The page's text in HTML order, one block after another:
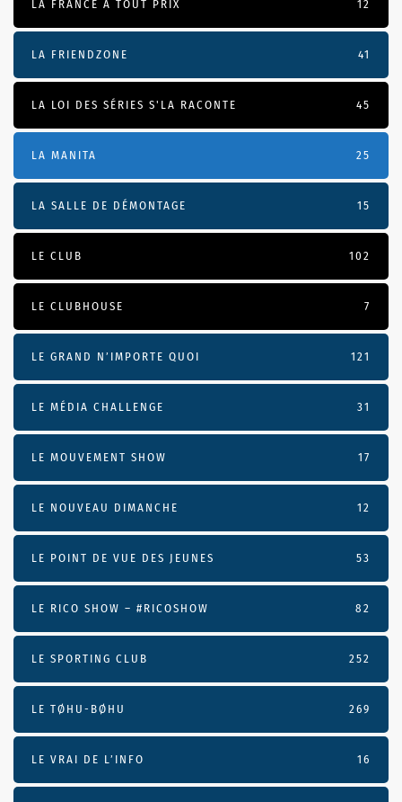
LA FRANCE À TOUT PRIX 12
LA FRIENDZONE 41
LA LOI DES SÉRIES S'LA RACONTE 45
LA MANITA 25
LA SALLE DE DÉMONTAGE 15
LE CLUB 102
LE CLUBHOUSE 7
LE GRAND N’IMPORTE QUOI 121
LE MÉDIA CHALLENGE 31
LE MOUVEMENT SHOW 17
LE NOUVEAU DIMANCHE 12
LE POINT DE VUE DES JEUNES 53
LE RICO SHOW – #RICOSHOW 82
LE SPORTING CLUB 252
LE TØHU-BØHU 269
LE VRAI DE L’INFO 16